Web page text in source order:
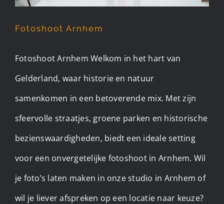
Fotoshoot Arnhem
Fotoshoot Arnhem Welkom in het hart van
Gelderland, waar historie en natuur
samenkomen in een betoverende mix. Met zijn
sfeervolle straatjes, groene parken en historische
bezienswaardigheden, biedt een ideale setting
voor een onvergetelijke fotoshoot in Arnhem. Wil
je foto’s laten maken in onze studio in Arnhem of
wil je liever afspreken op een locatie naar keuze?